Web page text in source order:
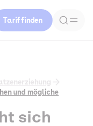
Tarif finden
und mögliche
sich